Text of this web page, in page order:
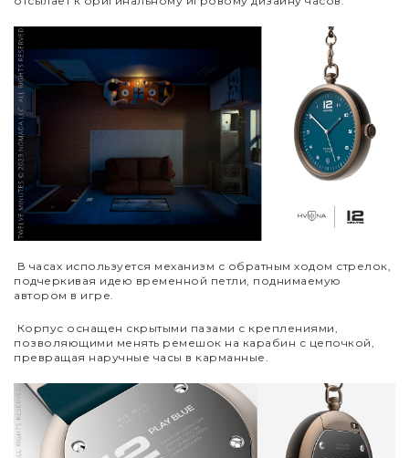
В часах используется механизм с обратным ходом стрелок,
подчеркивая идею временной петли, поднимаемую
автором в игре.
Корпус оснащен скрытыми пазами с креплениями,
позволяющими менять ремешок на карабин с цепочкой,
превращая наручные часы в карманные.